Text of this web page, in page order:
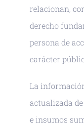
relacionan,
derecho
persona de
carácter
La
actualizada
e insumos